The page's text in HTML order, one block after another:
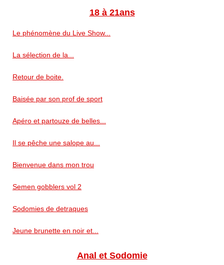
18 à 21ans
Le phénomène du Live Show...
La sélection de la...
Retour de boite.
Baisée par son prof de sport
Apéro et partouze de belles...
Il se pêche une salope au...
Bienvenue dans mon trou
Semen gobblers vol 2
Sodomies de detraques
Jeune brunette en noir et...
Anal et Sodomie